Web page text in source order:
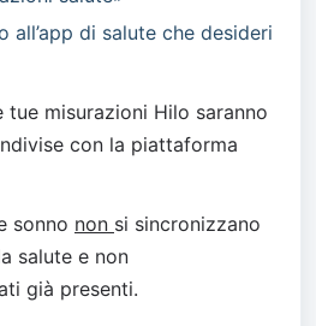
all’app di salute che desideri
misurazioni Hilo saranno
con la piattaforma
sonno non si sincronizzano
salute e non
già presenti.